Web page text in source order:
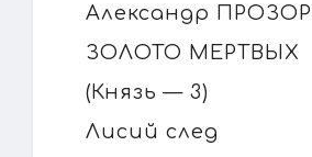
Александр
ЗОЛОТО МЕРТВЫХ
(Князь — 3)
Лисий след